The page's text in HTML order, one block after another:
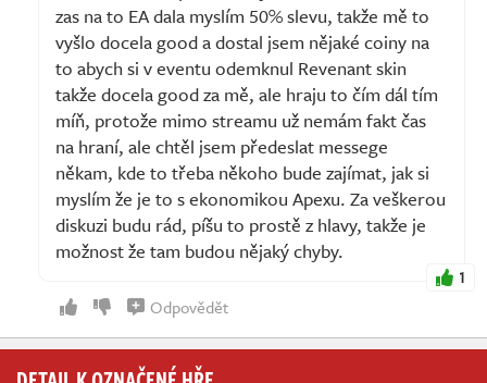
zas na to EA dala myslím 50% slevu, takže mě to
vyšlo docela good a dostal jsem nějaké coiny na
to abych si v eventu odemknul Revenant skin
takže docela good za mě, ale hraju to čím dál tím
míň, protože mimo streamu už nemám fakt čas
na hraní, ale chtěl jsem předeslat messege
někam, kde to třeba někoho bude zajímat, jak si
myslím že je to s ekonomikou Apexu. Za veškerou
diskuzi budu rád, píšu to prostě z hlavy, takže je
možnost že tam budou nějaký chyby.
1
Odpovědět